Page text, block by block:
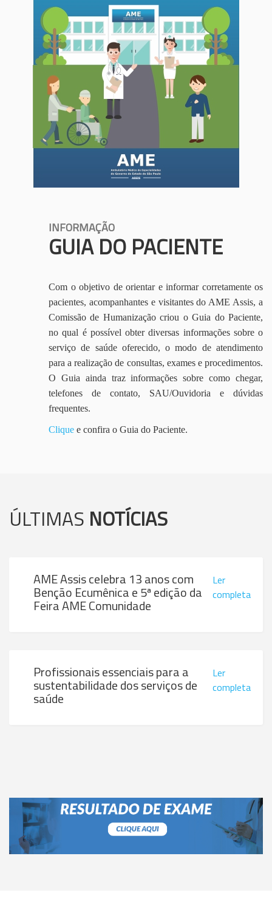
INFORMAÇÃO
GUIA DO PACIENTE
Com o objetivo de orientar e informar corretamente os
pacientes, acompanhantes e visitantes do AME Assis, a
Comissão de Humanização criou o Guia do Paciente,
no qual é possível obter diversas informações sobre o
serviço de saúde oferecido, o modo de atendimento
para a realização de consultas, exames e procedimentos.
O Guia ainda traz informações sobre como chegar,
telefones de contato, SAU/Ouvidoria e dúvidas
frequentes.
Clique e confira o Guia do Paciente.
ÚLTIMAS NOTÍCIAS
AME Assis celebra 13 anos com
Benção Ecumênica e 5ª edição da
Feira AME Comunidade
Ler
completa
Profissionais essenciais para a
sustentabilidade dos serviços de
saúde
Ler
completa